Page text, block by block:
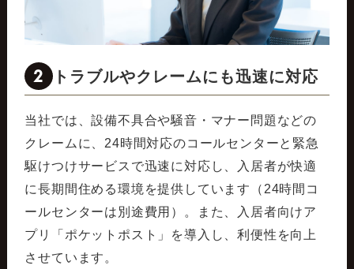
2 トラブルやクレームにも迅速に対応
当社では、設備不具合や騒音・マナー問題などの
クレームに、24時間対応のコールセンターと緊急
駆けつけサービスで迅速に対応し、入居者が快適
に長期間住める環境を提供しています（24時間コ
ールセンターは別途費用）。また、入居者向けア
プリ「ポケットポスト」を導入し、利便性を向上
させています。